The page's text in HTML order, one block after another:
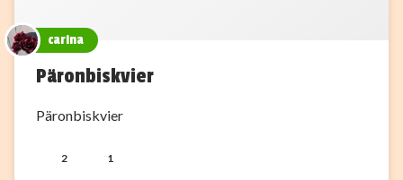
carina
Päronbiskvier
Päronbiskvier
2 1